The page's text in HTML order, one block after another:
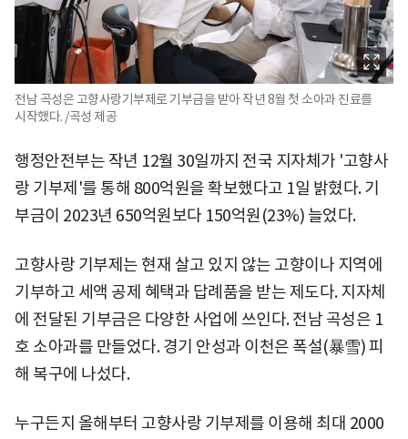
전남 곡성은 고향사랑기부제로 기부금을 받아 작년 8월 첫 소아과 진료를
시작했다. /곡성 제공
행정안전부는 작년 12월 30일까지 전국 지자체가 '고향사
랑 기부제'를 통해 800억원을 확보했다고 1일 밝혔다. 기
부금이 2023년 650억원보다 150억원(23%) 늘었다.
고향사랑 기부제는 현재 살고 있지 않는 고향이나 지역에
기부하고 세액 공제 혜택과 답례품을 받는 제도다. 지자체
에 전달된 기부금은 다양한 사업에 쓰인다. 전남 곡성은 1
호 소아과를 만들었다. 경기 안성과 이천은 폭설(暴雪) 피
해 복구에 나섰다.
누구든지 올해부터 고향사랑 기부제를 이용해 최대 2000